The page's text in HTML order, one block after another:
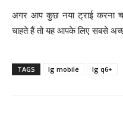
अगर आप कुछ नया ट्राई करना
चाहते हैं तो यह आपके लिए सबसे
TAGS lg mobile lg q6+